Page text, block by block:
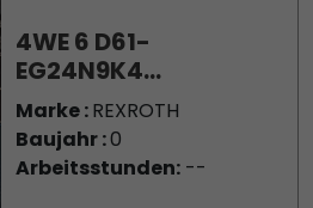
4WE 6 D61-
EG24N9K4...
Marke :REXROTH
Baujahr :0
Arbeitsstunden:--